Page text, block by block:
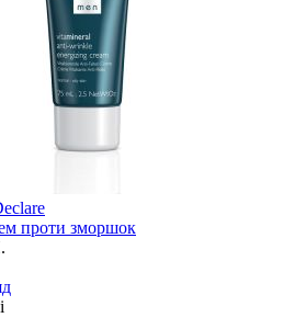
проти зморшок